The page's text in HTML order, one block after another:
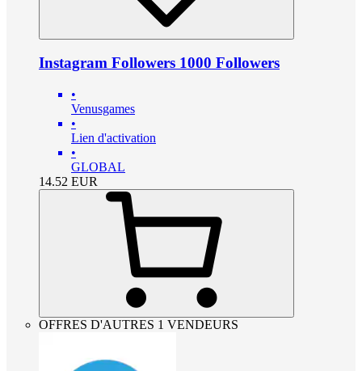
Instagram Followers 1000 Followers
•
Venusgames
•
Lien d'activation
•
GLOBAL
14.52 EUR
OFFRES D'AUTRES 1 VENDEURS